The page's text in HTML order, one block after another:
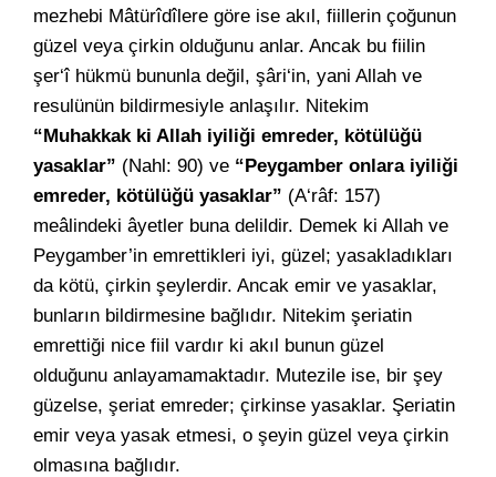
mezhebi Mâtürîdîlere göre ise akıl, fiillerin çoğunun
güzel veya çirkin olduğunu anlar. Ancak bu fiilin
şer‘î hükmü bununla değil, şâri‘in, yani Allah ve
resulünün bildirmesiyle anlaşılır. Nitekim
“Muhakkak ki Allah iyiliği emreder, kötülüğü
yasaklar” (Nahl: 90) ve “Peygamber onlara iyiliği
emreder, kötülüğü yasaklar” (A‘râf: 157)
meâlindeki âyetler buna delildir. Demek ki Allah ve
Peygamber’in emrettikleri iyi, güzel; yasakladıkları
da kötü, çirkin şeylerdir. Ancak emir ve yasaklar,
bunların bildirmesine bağlıdır. Nitekim şeriatin
emrettiği nice fiil vardır ki akıl bunun güzel
olduğunu anlayamamaktadır. Mutezile ise, bir şey
güzelse, şeriat emreder; çirkinse yasaklar. Şeriatin
emir veya yasak etmesi, o şeyin güzel veya çirkin
olmasına bağlıdır.